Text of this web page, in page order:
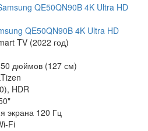
QE50QN90B 4K Ultra HD
TV (2022 год)
50 дюймов (127 см)
Tizen
HDR
экрана 120 Гц
Fi